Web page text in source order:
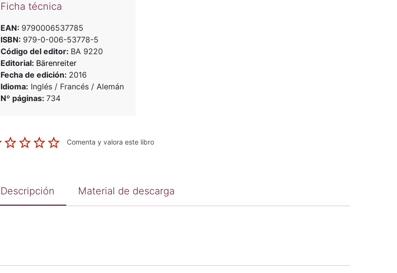
Ficha técnica
EAN: 9790006537785
ISBN: 979-0-006-53778-5
Código del editor: BA 9220
Editorial: Bärenreiter
Fecha de edición: 2016
Idioma: Inglés / Francés / Alemán
Nº páginas: 734
Comenta y valora este libro
Descripción Material de descarga